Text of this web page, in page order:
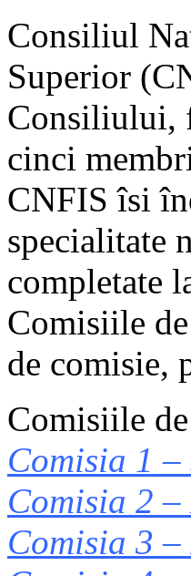
Consiliul
Superior
Consiliului,
cinci
CNFIS îsi
specialitate
completate
Comisiile
de comisie,
Comisiile
Comisia 1
Comisia 2
Comisia 3